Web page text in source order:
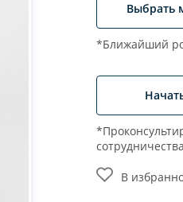
Выбрать
*Ближайший
В